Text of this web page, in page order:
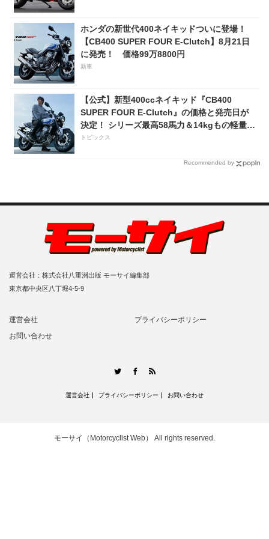
ホンダの新世代400ネイキッドついに登場！
【CB400 SUPER FOUR E-Clutch】8月21日
に発売！ 価格99万8800円
新車
【公式】新型400ccネイキッド『CB400
SUPER FOUR E-Clutch』の価格と発売日が
決定！ シリーズ最高58馬力＆14kgもの軽量
化!? 完全に「旧CB400SF」を超えた!?
トピックス
Recommended by
運営会社：株式会社八重洲出版 モーサイ編集部
東京都中央区八丁堀4-5-9
運営会社
プライバシーポリシー
お問い合わせ
TwitterFacebook
運営会社 プライバシーポリシー お問い合わせ
モーサイ（Motorcyclist Web） All rights reserved.